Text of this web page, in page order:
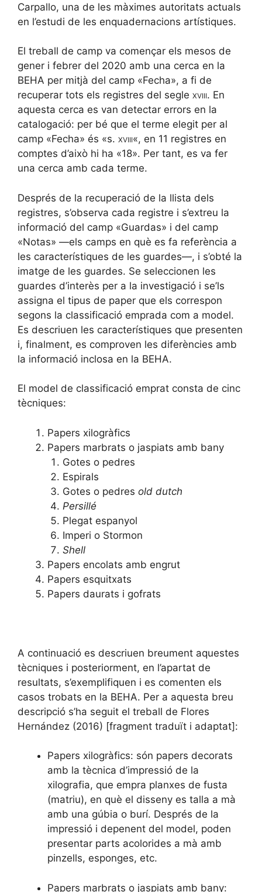
Carpallo, una de les màximes autoritats actuals
en l’estudi de les enquadernacions artístiques.
El treball de camp va començar els mesos de
gener i febrer del 2020 amb una cerca en la
BEHA per mitjà del camp «Fecha», a fi de
recuperar tots els registres del segle xviii. En
aquesta cerca es van detectar errors en la
catalogació: per bé que el terme elegit per al
camp «Fecha» és «s. xviii«, en 11 registres en
comptes d’això hi ha «18». Per tant, es va fer
una cerca amb cada terme.
Després de la recuperació de la llista dels
registres, s’observa cada registre i s’extreu la
informació del camp «Guardas» i del camp
«Notas» —els camps en què es fa referència a
les característiques de les guardes—, i s’obté la
imatge de les guardes. Se seleccionen les
guardes d’interès per a la investigació i se’ls
assigna el tipus de paper que els correspon
segons la classificació emprada com a model.
Es descriuen les característiques que presenten
i, finalment, es comproven les diferències amb
la informació inclosa en la BEHA.
El model de classificació emprat consta de cinc
tècniques:
Papers xilogràfics
Papers marbrats o jaspiats amb bany
Gotes o pedres
Espirals
Gotes o pedres old dutch
Persillé
Plegat espanyol
Imperi o Stormon
Shell
Papers encolats amb engrut
Papers esquitxats
Papers daurats i gofrats
A continuació es descriuen breument aquestes
tècniques i posteriorment, en l’apartat de
resultats, s’exemplifiquen i es comenten els
casos trobats en la BEHA. Per a aquesta breu
descripció s’ha seguit el treball de Flores
Hernández (2016) [fragment traduït i adaptat]:
Papers xilogràfics: són papers decorats
amb la tècnica d’impressió de la
xilografia, que empra planxes de fusta
(matriu), en què el disseny es talla a mà
amb una gúbia o burí. Després de la
impressió i depenent del model, poden
presentar parts acolorides a mà amb
pinzells, esponges, etc.
Papers marbrats o jaspiats amb bany: